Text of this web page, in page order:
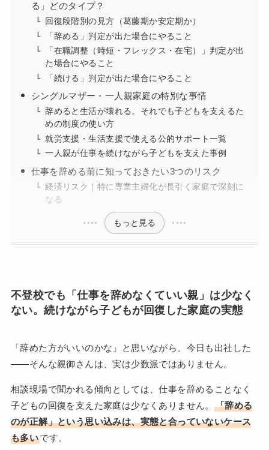
る」どのタイプ？
回復段階別の見方（葛藤期か安定期か）
「辞める」判定が出た場合にやること
「在職調整（時短・フレックス・在宅）」判定が出
た場合にやること
「続ける」判定が出た場合にやること
シングルマザー・一人親家庭の特別な事情
辞めると生活が壊れる。それでも子どもを支えるた
めの制度の使い方
就労支援・生活支援で使える公的サポート一覧
一人親が仕事を続けながら子どもを支えた事例
仕事を辞める前に知っておきたい3つのリスク
経済リスク｜特に専業主婦化が長引く家庭で深刻に
なる
もっと見る
不登校でも「仕事を辞めなくていい親」は少なく
ない。続けながら子どもが回復した家庭の実態
「辞めた方がいいのかな」と思いながら、今日も出社した
——そんな親御さんは、実は少数派ではありません。
相談現場で聞かれる傾向としては、仕事を辞めることなく
子どもの回復を支えた家庭は少なくありません。
「辞める
のが正解」という思い込みは、実態と合っていないケース
も多いです。